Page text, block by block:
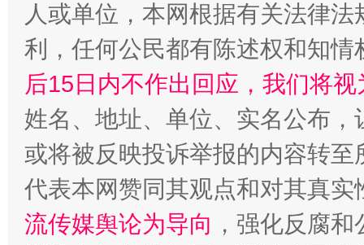
网上购药对药下症？
这是一记警钟！ 谢
人或单位，本网根据有关法律
利，任何公民都有陈述权和知情
后15日内不作出回应，我们将
姓名、地址、单位、实名公布
或将被反映投诉举报的内容转
代表本网赞同其观点和对其真实
流传媒舆论为导向 ，强化反腐